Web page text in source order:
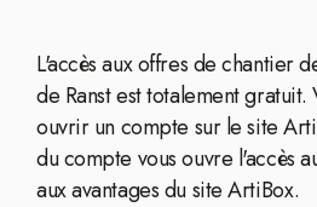
L'accès aux offres de chantier
de Ranst est totalement gratuit.
ouvrir un compte sur le site
du compte vous ouvre l'accès
aux avantages du site ArtiBox.